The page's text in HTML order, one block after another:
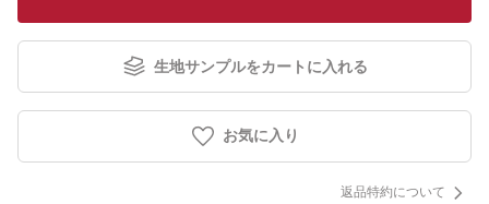
生地サンプルをカートに入れる
お気に入り
返品特約について